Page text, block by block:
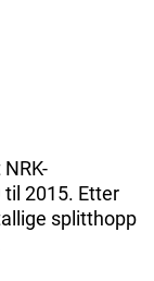
til 2015. Etter
splitthopp